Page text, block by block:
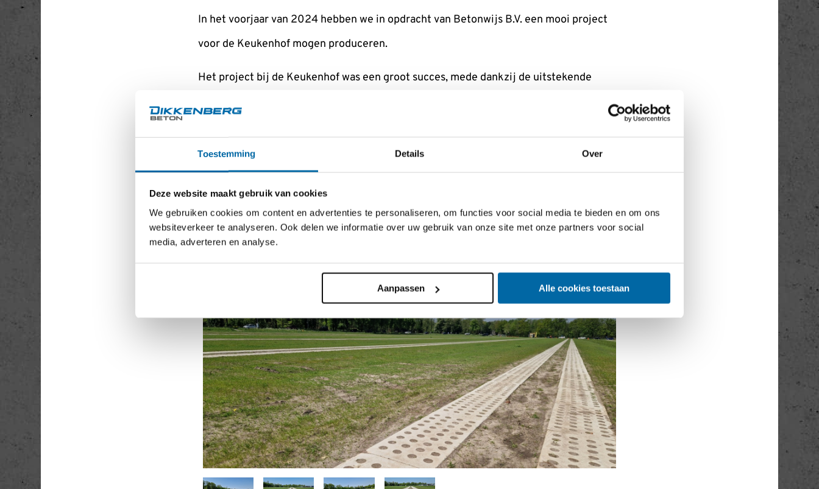
Toestemming Details Over
Deze website maakt gebruik van cookies
We gebruiken cookies om content en advertenties te personaliseren, om functies voor social media te bieden en om ons
websiteverkeer te analyseren. Ook delen we informatie over uw gebruik van onze site met onze partners voor social
media, adverteren en analyse.
Aanpassen Alle cookies toestaan
In het voorjaar van 2024 hebben we in opdracht van Betonwijs B.V. een mooi project
voor de Keukenhof mogen produceren.
Het project bij de Keukenhof was een groot succes, mede dankzij de uitstekende
Binnen 2 maanden tijd hebben we dit project kunnen opleveren met een prachtig
resultaat.